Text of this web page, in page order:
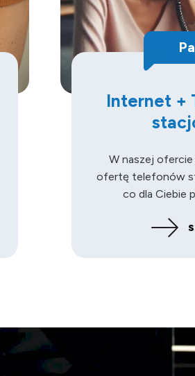
Internet +
W naszej
ofertę telefonów
co dla Ciebie